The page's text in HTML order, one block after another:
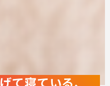
て寝ている、